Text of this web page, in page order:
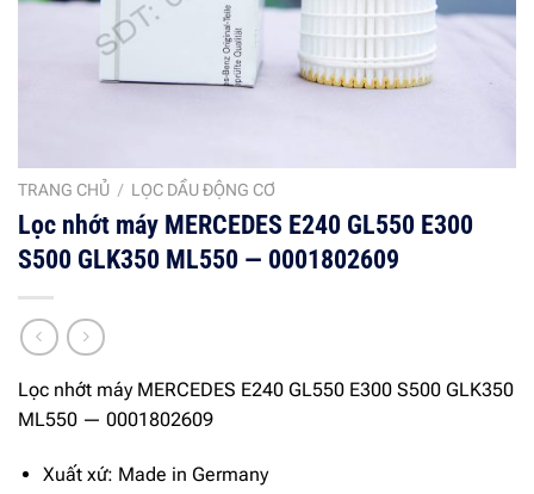
TRANG CHỦ / LỌC DẦU ĐỘNG CƠ
Lọc nhớt máy MERCEDES E240 GL550 E300
S500 GLK350 ML550 — 0001802609
Lọc nhớt máy MERCEDES E240 GL550 E300 S500 GLK350
ML550 — 0001802609
Xuất xứ: Made in Germany